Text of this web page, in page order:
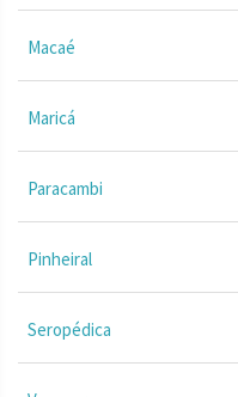
Macaé
Maricá
Paracambi
Pinheiral
Seropédica